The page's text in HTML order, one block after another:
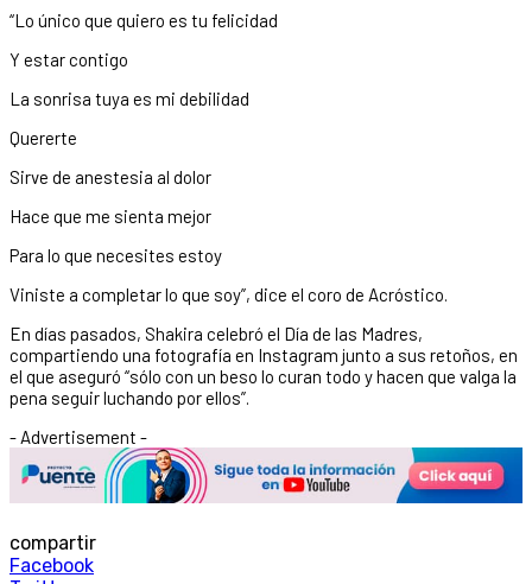
“Lo único que quiero es tu felicidad
Y estar contigo
La sonrisa tuya es mi debilidad
Quererte
Sirve de anestesia al dolor
Hace que me sienta mejor
Para lo que necesites estoy
Viniste a completar lo que soy”, dice el coro de Acróstico.
En días pasados, Shakira celebró el Día de las Madres,
compartiendo una fotografía en Instagram junto a sus retoños, en
el que aseguró “sólo con un beso lo curan todo y hacen que valga la
pena seguir luchando por ellos”.
- Advertisement -
compartir
Facebook